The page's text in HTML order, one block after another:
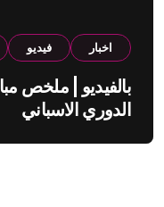
اخبار فيديو
الدوري الاسباني